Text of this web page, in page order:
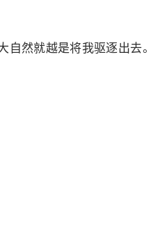
然就越是将我驱逐出去。